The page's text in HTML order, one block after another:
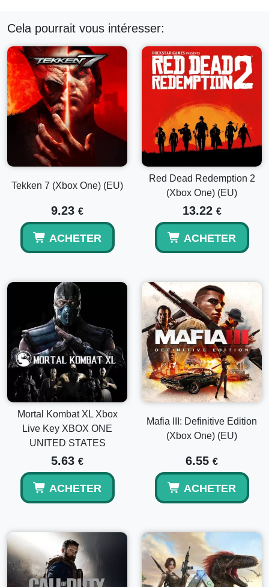
Cela pourrait vous intéresser:
Tekken 7 (Xbox One) (EU)
9.23 €
ACHETER
Red Dead Redemption 2
(Xbox One) (EU)
13.22 €
ACHETER
Mortal Kombat XL Xbox
Live Key XBOX ONE
UNITED STATES
5.63 €
ACHETER
Mafia III: Definitive Edition
(Xbox One) (EU)
6.55 €
ACHETER